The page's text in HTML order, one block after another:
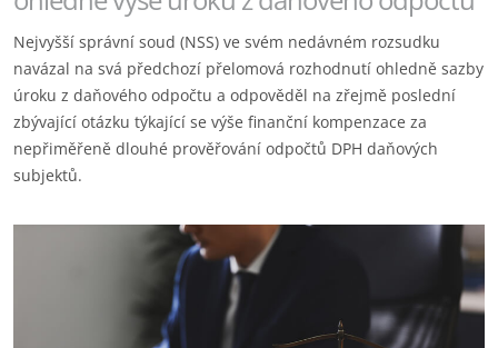
Nejvyšší správní soud (NSS) ve svém nedávném rozsudku
navázal na svá předchozí přelomová rozhodnutí ohledně sazby
úroku z daňového odpočtu a odpověděl na zřejmě poslední
zbývající otázku týkající se výše finanční kompenzace za
nepřiměřeně dlouhé prověřování odpočtů DPH daňových
subjektů.